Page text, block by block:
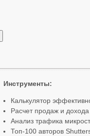
Инструменты:
Калькулятор
Расчет продаж и дохода
Анализ трафика
Топ-100 авторов